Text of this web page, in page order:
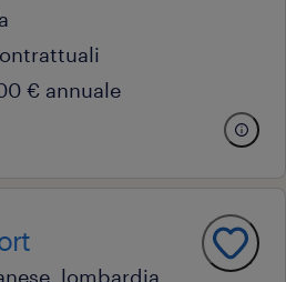
€ annuale
lombardia